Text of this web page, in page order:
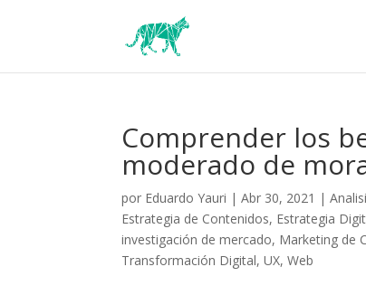
Comprender los
moderado de
por Eduardo Yauri |Abr 30, 2021 |
Estrategia de Contenidos, Estrategia
investigación de mercado, Marketing de
Transformación Digital,UX,Web